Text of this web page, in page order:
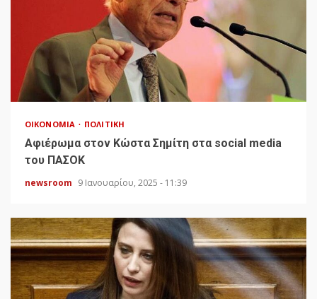
ΟΙΚΟΝΟΜΊΑ ΠΟΛΙΤΙΚΉ
Αφιέρωμα στον Κώστα Σημίτη στα social media
του ΠΑΣΟΚ
newsroom 9 Ιανουαρίου, 2025 - 11:39